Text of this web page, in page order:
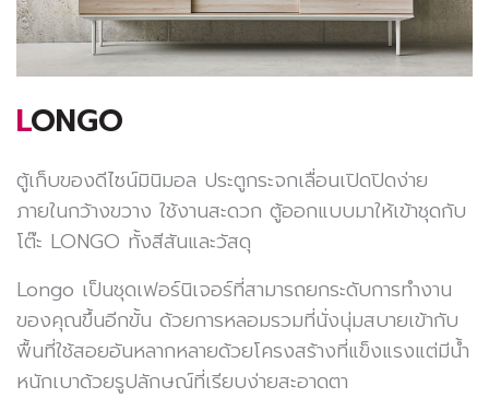
LONGO
ตู้เก็บของดีไซน์มินิมอล ประตูกระจกเลื่อนเปิดปิดง่าย
ภายในกว้างขวาง ใช้งานสะดวก ตู้ออกแบบมาให้เข้าชุดกับ
โต๊ะ LONGO ทั้งสีสันและวัสดุ
Longo เป็นชุดเฟอร์นิเจอร์ที่สามารถยกระดับการทำงาน
ของคุณขึ้นอีกขั้น ด้วยการหลอมรวมที่นั่งนุ่มสบายเข้ากับ
พื้นที่ใช้สอยอันหลากหลายด้วยโครงสร้างที่แข็งแรงแต่มีน้ำ
หนักเบาด้วยรูปลักษณ์ที่เรียบง่ายสะอาดตา